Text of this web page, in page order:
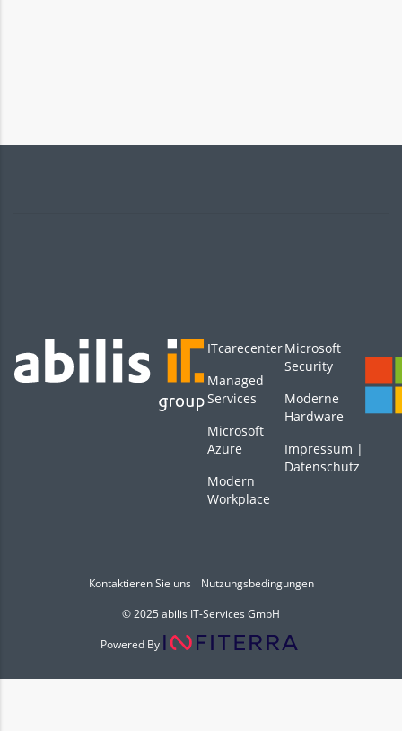
ITcarecenter
Managed
Services
Microsoft
Azure
Modern
Workplace
Microsoft
Security
Moderne
Hardware
Impressum |
Datenschutz
Kontaktieren Sie uns
Nutzungsbedingungen
© 2025 abilis IT-Services GmbH
Powered By